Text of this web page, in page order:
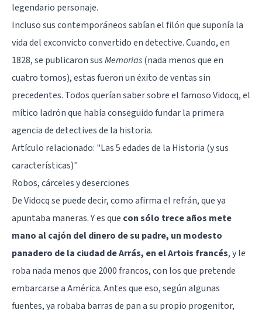
legendario personaje.
Incluso sus contemporáneos sabían el filón que suponía la
vida del exconvicto convertido en detective. Cuando, en
1828, se publicaron susMemorias(nada menos que en
cuatro tomos), estas fueron un éxito de ventas sin
precedentes. Todos querían saber sobre el famoso Vidocq, el
mítico ladrón que había conseguido fundar la primera
agencia de detectives de la historia.
Artículo relacionado: "Las 5 edades de la Historia (y sus
características)"
Robos, cárceles y deserciones
De Vidocq se puede decir, como afirma el refrán, que ya
apuntaba maneras. Y es que con sólo trece años mete
mano al cajón del dinero de su padre, un modesto
panadero de la ciudad de Arrás, en el Artois francés, y le
roba nada menos que 2000 francos, con los que pretende
embarcarse a América. Antes que eso, según algunas
fuentes, ya robaba barras de pan a su propio progenitor,